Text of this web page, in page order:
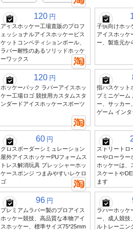
120 円
アイスホッケー工場直販のプロフ
ェッショナルアイスホッケービス
ケットコンペティションボール、
ラバー耐性のあるソリッドホッケ
ーワックス
子供向けホッ
アイスホッケ
ー、製造元か
120 円
ホッケーパック ラバーアイスホッ
ケー工場ロゴ 競技用カスタムスタ
ンダードアイスホッケースポーツ
指バスケット
プミニゲーム
ー、サッカー
ゲーム イン
60 円
クロスボーダーシミュレーション
屋外アイスホッケーPUフォームス
トレス解消玩具 プレッシャーホッ
ケースポンジ つまみやすいレケロ
ゴ
ストリートロ
ーやローラー
ホッケーは、
スケートや
ます
96 円
プレミアムラバー製のプロアイス
ホッケー競技、高品質な本物アイ
スホッケー、標準サイズ75*25mm
ラバーホッケ
ー、成人競技
ルトレーニン